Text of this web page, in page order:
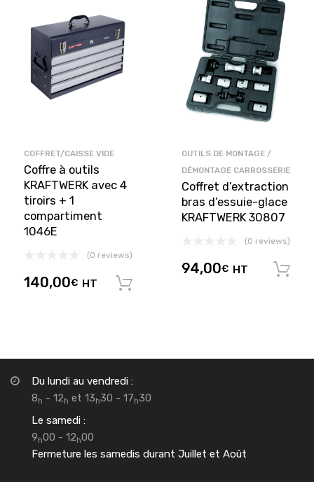
COFFRET/CAISSE VIDE
Coffre à outils
KRAFTWERK avec 4
tiroirs + 1
compartiment
1046E
(0 reviews)
140,00€ HT
OUTILS DE MONTAGE /
DÉMONTAGE CARROSSERIE
Coffret d’extraction
bras d’essuie-glace
KRAFTWERK 30807
(0 reviews)
94,00€ HT
Du lundi au vendredi :
8h - 12h et 13h30 - 17h30
Le samedi :
9h00 - 12h00
Fermeture les samedis durant Juillet et Août